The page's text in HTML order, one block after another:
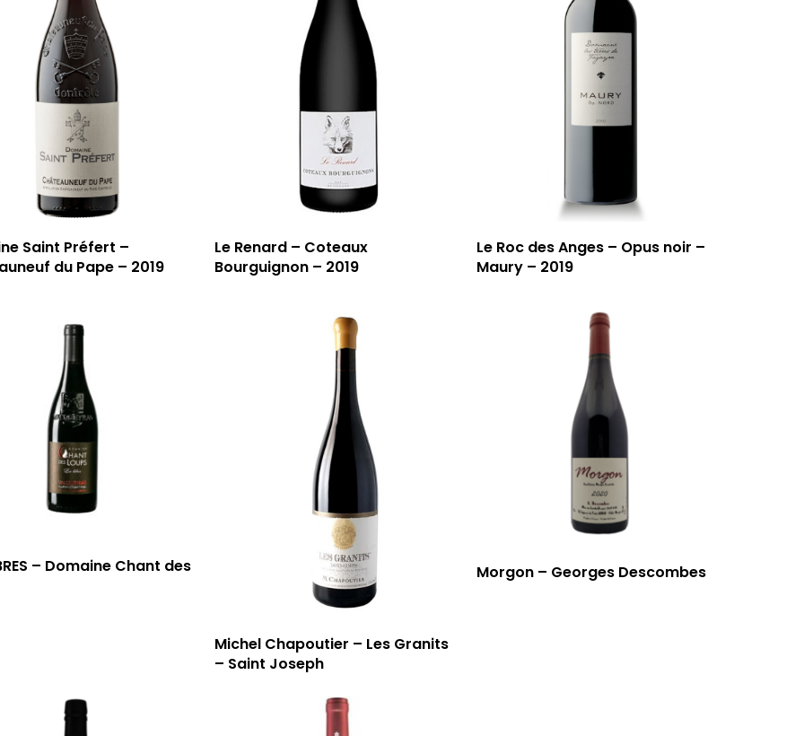
Saint Préfert –
du Pape – 2019
Le Renard – Coteaux
Bourguignon – 2019
Le Roc des Anges – Opus noir –
Maury – 2019
– Domaine Chant des
Michel Chapoutier – Les Granits
– Saint Joseph
Morgon – Georges Descombes